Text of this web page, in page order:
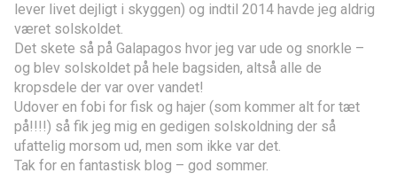
lever livet dejligt i skyggen) og indtil 2014 havde jeg aldrig
været solskoldet.
Det skete så på Galapagos hvor jeg var ude og snorkle –
og blev solskoldet på hele bagsiden, altså alle de
kropsdele der var over vandet!
Udover en fobi for fisk og hajer (som kommer alt for tæt
på!!!!) så fik jeg mig en gedigen solskoldning der så
ufattelig morsom ud, men som ikke var det.
Tak for en fantastisk blog – god sommer.